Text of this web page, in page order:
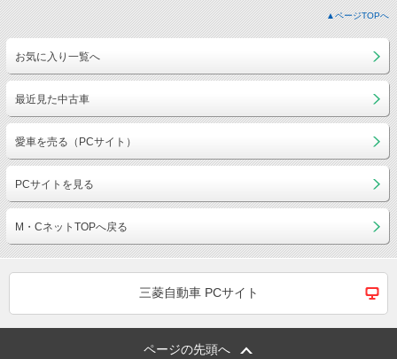
▲ページTOPへ
お気に入り一覧へ
最近見た中古車
愛車を売る（PCサイト）
PCサイトを見る
M・CネットTOPへ戻る
三菱自動車 PCサイト
ページの先頭へ